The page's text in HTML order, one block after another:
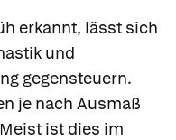
erkannt, lässt sich
und
gegensteuern.
je nach Ausmaß
ist dies im